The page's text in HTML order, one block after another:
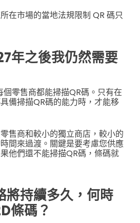
在市場的當地法規限制 QR 碼只
年之後我仍然需要
零售商都能掃描QR碼。只有在
備掃描QR碼的能力時，才能移
售商和較小的獨立商店，較小的
間來過渡。關鍵是要考慮您供應
他們還不能掃描QR碼，條碼就
將持續多久，何時
條碼？